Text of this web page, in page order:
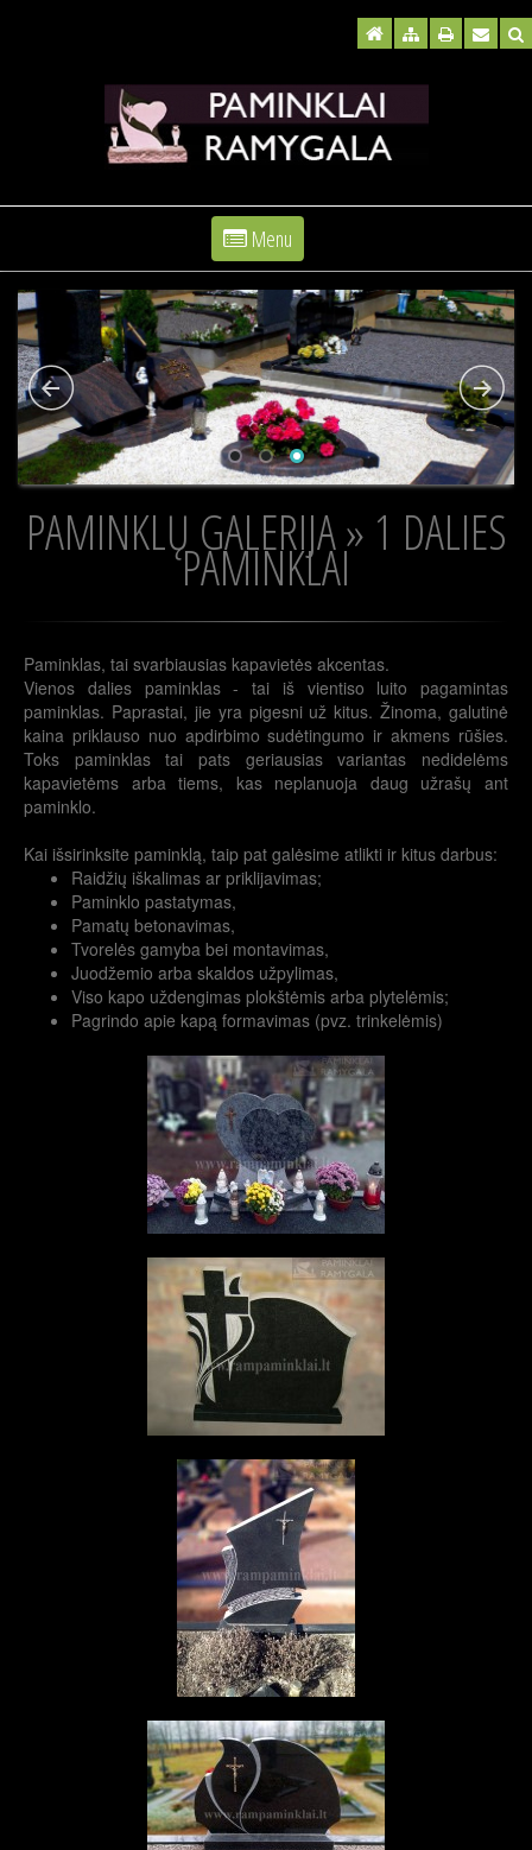
Menu
PAMINKLŲ GALERIJA » 1 DALIES
PAMINKLAI
Paminklas, tai svarbiausias kapavietės akcentas.
Vienos dalies paminklas - tai iš vientiso luito pagamintas
paminklas. Paprastai, jie yra pigesni už kitus. Žinoma, galutinė
kaina priklauso nuo apdirbimo sudėtingumo ir akmens rūšies.
Toks paminklas tai pats geriausias variantas nedidelėms
kapavietėms arba tiems, kas neplanuoja daug užrašų ant
paminklo.
Kai išsirinksite paminklą, taip pat galėsime atlikti ir kitus darbus:
Raidžių iškalimas ar priklijavimas;
Paminklo pastatymas,
Pamatų betonavimas,
Tvorelės gamyba bei montavimas,
Juodžemio arba skaldos užpylimas,
Viso kapo uždengimas plokštėmis arba plytelėmis;
Pagrindo apie kapą formavimas (pvz. trinkelėmis)